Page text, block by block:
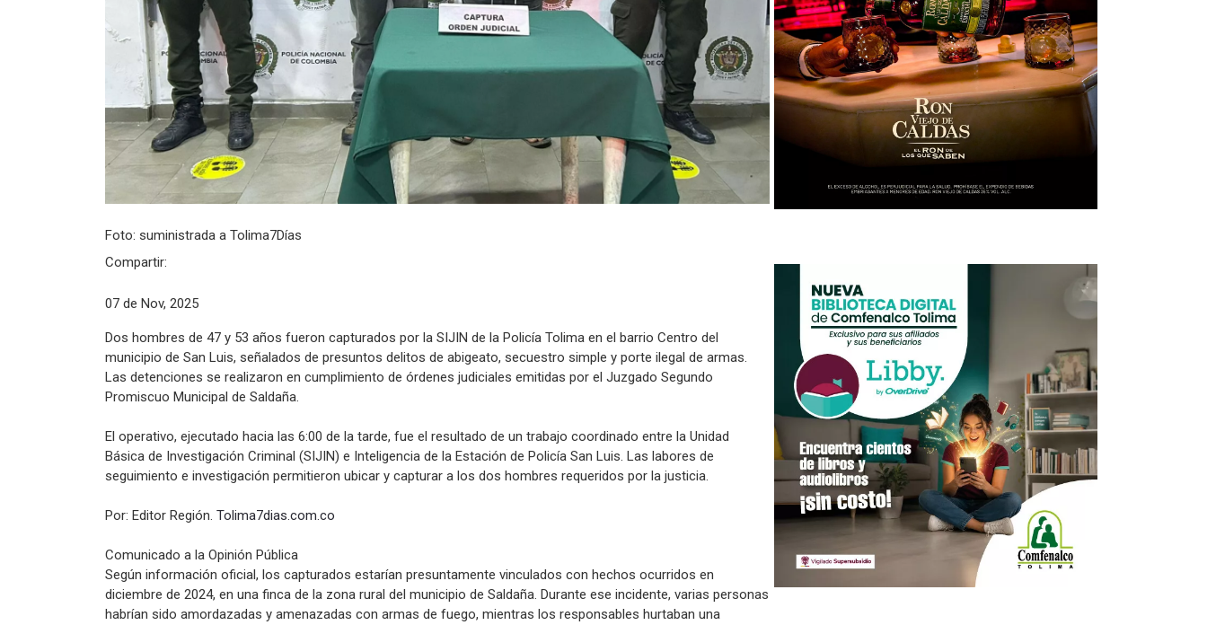
Foto: suministrada a Tolima7Días
Compartir:
07 de Nov, 2025
Dos hombres de 47 y 53 años fueron capturados por la SIJIN de la Policía Tolima en el barrio Centro del
municipio de San Luis, señalados de presuntos delitos de abigeato, secuestro simple y porte ilegal de armas.
Las detenciones se realizaron en cumplimiento de órdenes judiciales emitidas por el Juzgado Segundo
Promiscuo Municipal de Saldaña.
El operativo, ejecutado hacia las 6:00 de la tarde, fue el resultado de un trabajo coordinado entre la Unidad
Básica de Investigación Criminal (SIJIN) e Inteligencia de la Estación de Policía San Luis. Las labores de
seguimiento e investigación permitieron ubicar y capturar a los dos hombres requeridos por la justicia.
Por: Editor Región. Tolima7dias.com.co
Comunicado a la Opinión Pública
Según información oficial, los capturados estarían presuntamente vinculados con hechos ocurridos en
diciembre de 2024, en una finca de la zona rural del municipio de Saldaña. Durante ese incidente, varias personas
habrían sido amordazadas y amenazadas con armas de fuego, mientras los responsables hurtaban una